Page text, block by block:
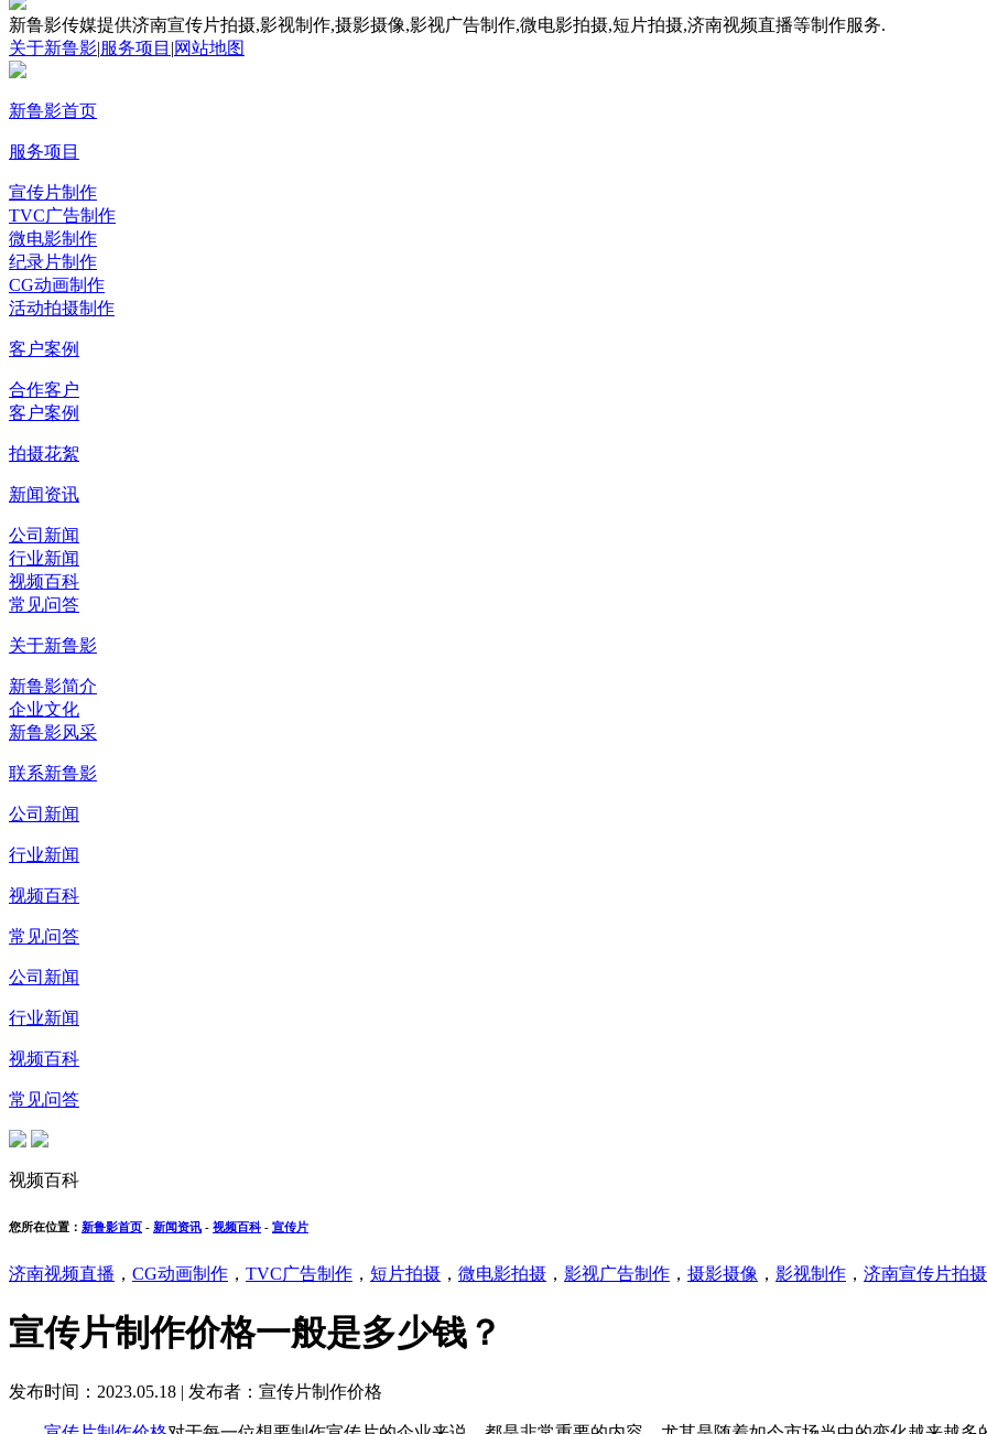
新鲁影传媒提供济南宣传片拍摄,影视制作,摄影摄像,影视广告制作,微电影拍摄,短片拍摄,济南视频直播等制作服务.
关于新鲁影|服务项目 |网站地图
新鲁影首页
服务项目
宣传片制作
TVC广告制作
微电影制作
纪录片制作
CG动画制作
活动拍摄制作
客户案例
合作客户
客户案例
拍摄花絮
新闻资讯
公司新闻
行业新闻
视频百科
常见问答
关于新鲁影
新鲁影简介
企业文化
新鲁影风采
联系新鲁影
公司新闻
行业新闻
视频百科
常见问答
公司新闻
行业新闻
视频百科
常见问答
视频百科
您所在位置： 新鲁影首页 - 新闻资讯 - 视频百科 - 宣传片
济南视频直播 ， CG动画制作 ， TVC广告制作 ， 短片拍摄 ， 微电影拍摄 ， 影视广告制作 ， 摄影摄像 ， 影视制作 ， 济南宣传片拍摄
宣传片制作价格一般是多少钱？
发布时间：2023.05.18 | 发布者：宣传片制作价格